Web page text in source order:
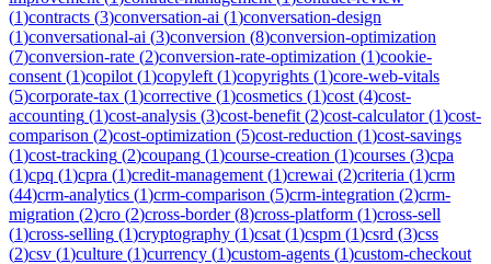
(1)contracts (3)conversation-ai (1)conversation-design
(1)conversational-ai (3)conversion (8)conversion-optimization
(7)conversion-rate (2)conversion-rate-optimization (1)cookie-
consent (1)copilot (1)copyleft (1)copyrights (1)core-web-vitals
(5)corporate-tax (1)corrective (1)cosmetics (1)cost (4)cost-
accounting (1)cost-analysis (3)cost-benefit (2)cost-calculator(1)cost-
comparison (2)cost-optimization (5)cost-reduction (1)cost-savings
(1)cost-tracking (2)coupang (1)course-creation (1)courses (3)cpa
(1)cpq (1)cpra (1)credit-management (1)crewai (2)criteria (1)crm
(44)crm-analytics (1)crm-comparison (5)crm-integration (2)crm-
migration (2)cro (2)cross-border(8)cross-platform (1)cross-sell
(1)cross-selling (1)cryptography (1)csat (1)cspm (1)csrd (3)css
(2)csv (1)culture (1)currency (1)custom-agents (1)custom-checkout